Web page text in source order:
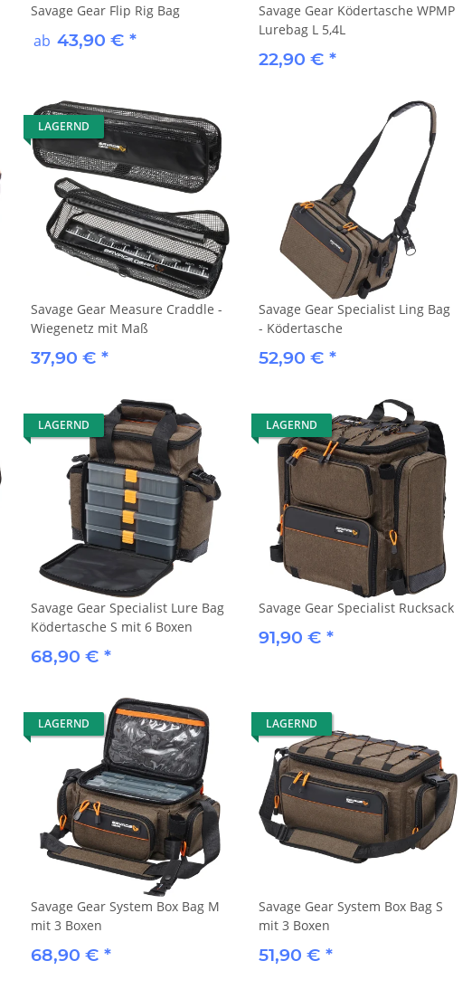
Savage Gear Flip Rig Bag
ab 43,90 € *
Savage Gear Ködertasche WPMP
Lurebag L 5,4L
22,90 € *
LAGERND
Savage Gear Measure Craddle -
Wiegenetz mit Maß
37,90 € *
Savage Gear Specialist Ling Bag
- Ködertasche
52,90 € *
LAGERND
Savage Gear Specialist Lure Bag
Ködertasche S mit 6 Boxen
68,90 € *
LAGERND
Savage Gear Specialist Rucksack
91,90 € *
LAGERND
Savage Gear System Box Bag M
mit 3 Boxen
68,90 € *
LAGERND
Savage Gear System Box Bag S
mit 3 Boxen
51,90 € *